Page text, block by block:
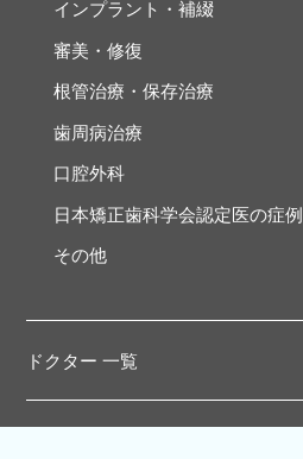
インプラント・補綴
審美・修復
根管治療・保存治療
歯周病治療
口腔外科
日本矯正歯科学会認定医の症例
その他
ドクター 一覧